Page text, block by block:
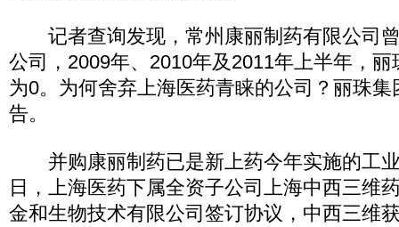
记者查询发现，常州康丽制药有限公司
公司，2009年、2010年及2011年上半年，
为0。为何舍弃上海医药青睐的公司？丽珠
告。
并购康丽制药已是新上药今年实施的工
日，上海医药下属全资子公司上海中西三维
金和生物技术有限公司签订协议，中西三维